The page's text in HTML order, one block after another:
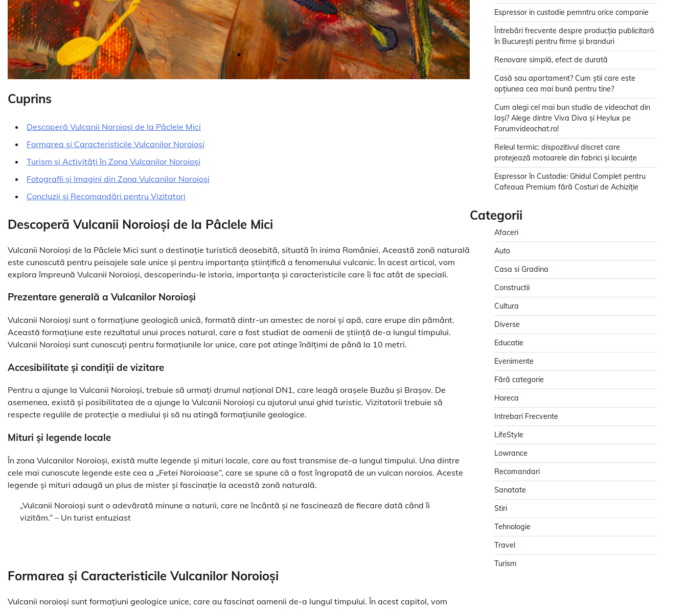
Cuprins
Descoperă Vulcanii Noroioși de la Pâclele Mici
Formarea și Caracteristicile Vulcanilor Noroioși
Turism și Activități în Zona Vulcanilor Noroioși
Fotografii și Imagini din Zona Vulcanilor Noroioși
Concluzii și Recomandări pentru Vizitatori
Descoperă Vulcanii Noroioși de la Pâclele Mici
Vulcanii Noroioși de la Pâclele Mici sunt o destinație turistică deosebită, situată în inima României. Această zonă naturală
este cunoscută pentru peisajele sale unice și pentru importanța științifică a fenomenului vulcanic. În acest articol, vom
explora împreună Vulcanii Noroioși, descoperindu-le istoria, importanța și caracteristicile care îi fac atât de speciali.
Prezentare generală a Vulcanilor Noroioși
Vulcanii Noroioși sunt o formațiune geologică unică, formată dintr-un amestec de noroi și apă, care erupe din pământ.
Această formațiune este rezultatul unui proces natural, care a fost studiat de oamenii de știință de-a lungul timpului.
Vulcanii Noroioși sunt cunoscuți pentru formațiunile lor unice, care pot atinge înălțimi de până la 10 metri.
Accesibilitate și condiții de vizitare
Pentru a ajunge la Vulcanii Noroioși, trebuie să urmați drumul național DN1, care leagă orașele Buzău și Brașov. De
asemenea, există și posibilitatea de a ajunge la Vulcanii Noroioși cu ajutorul unui ghid turistic. Vizitatorii trebuie să
respecte regulile de protecție a mediului și să nu atingă formațiunile geologice.
Mituri și legende locale
În zona Vulcanilor Noroioși, există multe legende și mituri locale, care au fost transmise de-a lungul timpului. Una dintre
cele mai cunoscute legende este cea a „Fetei Noroioase”, care se spune că a fost îngropată de un vulcan noroios. Aceste
legende și mituri adaugă un plus de mister și fascinație la această zonă naturală.
„Vulcanii Noroioși sunt o adevărată minune a naturii, care ne încântă și ne fascinează de fiecare dată când îi
vizităm.” – Un turist entuziast
Formarea și Caracteristicile Vulcanilor Noroioși
Vulcanii noroioși sunt formațiuni geologice unice, care au fascinat oamenii de-a lungul timpului. În acest capitol, vom
Espressor in custodie pemntru orice companie
Întrebări frecvente despre producția publicitară
în București pentru firme și branduri
Renovare simplă, efect de durată
Casă sau apartament? Cum știi care este
opțiunea cea mai bună pentru tine?
Cum alegi cel mai bun studio de videochat din
Iași? Alege dintre Viva Diva și Heylux pe
Forumvideochat.ro!
Releul termic: dispozitivul discret care
protejează motoarele din fabrici și locuințe
Espressor în Custodie: Ghidul Complet pentru
Cafeaua Premium fără Costuri de Achiziție
Categorii
Afaceri
Auto
Casa si Gradina
Constructii
Cultura
Diverse
Educatie
Evenimente
Fără categorie
Horeca
Intrebari Frecvente
LifeStyle
Lowrance
Recomandari
Sanatate
Stiri
Tehnologie
Travel
Turism